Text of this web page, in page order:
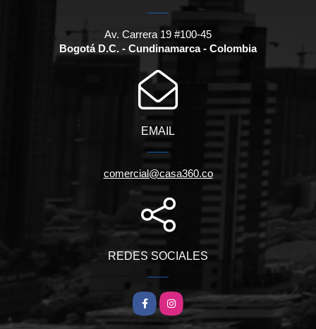
Av. Carrera 19 #100-45
Bogotá D.C. - Cundinamarca - Colombia
EMAIL
comercial@casa360.co
REDES SOCIALES
FacebookInstagram